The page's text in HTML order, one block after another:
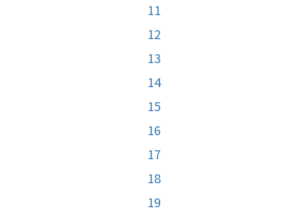
11
12
13
14
15
16
17
18
19